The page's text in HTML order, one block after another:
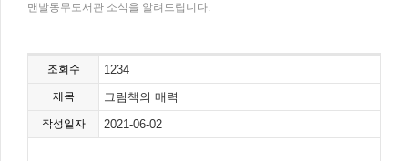
맨발동무도서관 소식을 알려드립니다.
조회수 1234
제목 그림책의 매력
작성일자 2021-06-02